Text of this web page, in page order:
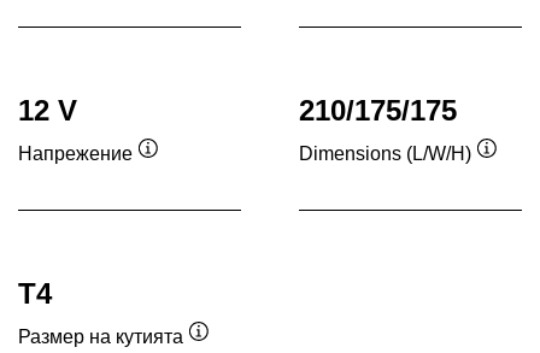
12 V
Напрежение
210/175/175
Dimensions (L/W/H)
T4
Размер на кутията